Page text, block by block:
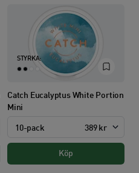
STYRKA:
Catch Eucalyptus White Portion
Mini
10-pack 389 kr
Köp